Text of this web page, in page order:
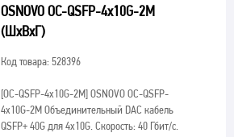
OSNOVO OC-QSFP-4x10G-2M
(ШхВхГ)
Код товара: 528396
[OC-QSFP-4x10G-2M]OSNOVO OC-QSFP-
4x10G-2M Объединительный DAC кабель
QSFP+ 40G для 4х10G. Скорость: 40 Гбит/c.